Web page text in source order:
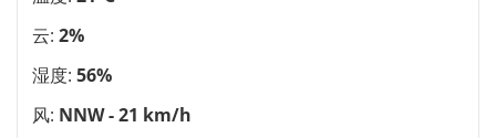
云: 2%
湿度: 56%
风: NNW - 21 km/h